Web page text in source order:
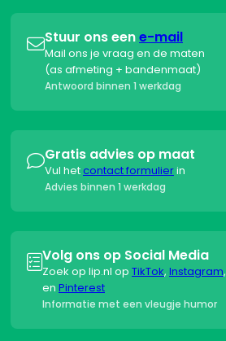
Stuur ons eene-mail
Mail ons je vraag en de maten
(as afmeting + bandenmaat)
Antwoord binnen 1 werkdag
Gratis advies op maat
Vul hetcontact formulierin
Advies binnen 1 werkdag
Volg ons op Social Media
Zoek op lip.nl op TikTok, Instagram,
en Pinterest
Informatie met een vleugje humor